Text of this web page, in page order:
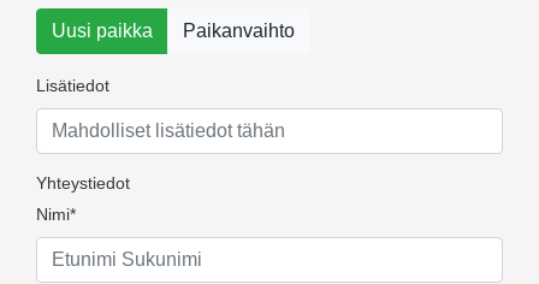
Uusi paikka Paikanvaihto
Lisätiedot
Yhteystiedot
Nimi*